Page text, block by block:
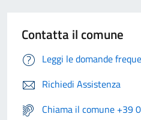
Contatta il comune
Leggi le domande
Richiedi Assistenza
Chiama il comune +39